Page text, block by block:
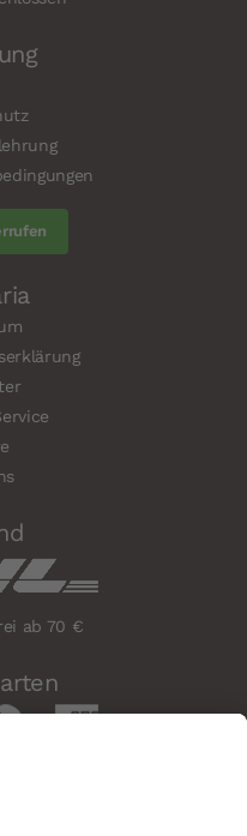
ab 70 €